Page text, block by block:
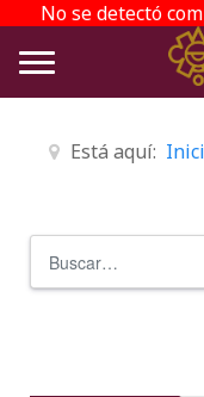
No se detectó
Está aquí: